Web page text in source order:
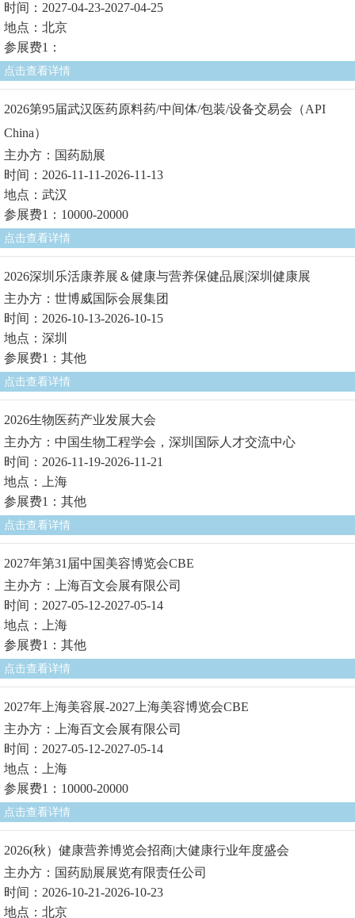
时间：2027-04-23-2027-04-25
地点：北京
参展费1：
点击查看详情
2026第95届武汉医药原料药/中间体/包装/设备交易会（API
China）
主办方：国药励展
时间：2026-11-11-2026-11-13
地点：武汉
参展费1：10000-20000
点击查看详情
2026深圳乐活康养展＆健康与营养保健品展|深圳健康展
主办方：世博威国际会展集团
时间：2026-10-13-2026-10-15
地点：深圳
参展费1：其他
点击查看详情
2026生物医药产业发展大会
主办方：中国生物工程学会，深圳国际人才交流中心
时间：2026-11-19-2026-11-21
地点：上海
参展费1：其他
点击查看详情
2027年第31届中国美容博览会CBE
主办方：上海百文会展有限公司
时间：2027-05-12-2027-05-14
地点：上海
参展费1：其他
点击查看详情
2027年上海美容展-2027上海美容博览会CBE
主办方：上海百文会展有限公司
时间：2027-05-12-2027-05-14
地点：上海
参展费1：10000-20000
点击查看详情
2026(秋）健康营养博览会招商|大健康行业年度盛会
主办方：国药励展展览有限责任公司
时间：2026-10-21-2026-10-23
地点：北京